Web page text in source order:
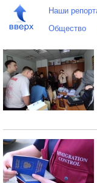
Наши
Общество